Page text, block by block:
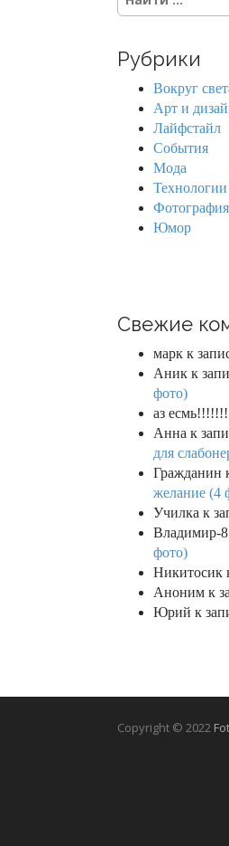
e
c
Рубрики
Вокруг
Арт и
Лайфстайл
События
Мода
Технологии
Фотография
Юмор
Свежие
марк к
Аник к
фото)
аз
Анна к
для
Гражданин
желание (4
Училка к
Владимир-
фото)
Никитосик
Аноним к
Юрий к
Copyright © 2022